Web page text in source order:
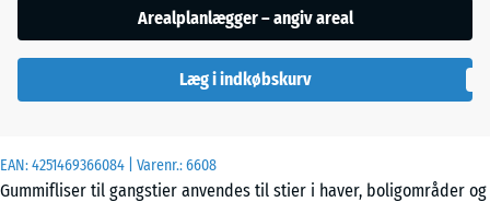
EAN:4251469366084 | Varenr.:6608
Gummifliser til gangstier anvendes til stier i haver, boligområder og
x 3
cm
Arealplanlægger – angiv areal
Læg i indkøbskurv